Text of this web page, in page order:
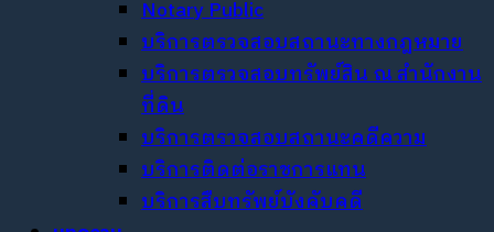
Notary Public
บริการตรวจสอบสถานะทางกฎหมาย
บริการตรวจสอบทรัพย์สิน ณ สำนักงาน
ที่ดิน
บริการตรวจสอบสถานะคดีความ
บริการติดต่อราชการแทน
บริการสืบทรัพย์บังคับคดี